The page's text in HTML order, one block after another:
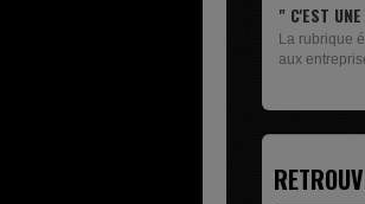
" C'EST UNE BONNE NOUVELLE C'EST DÉJÀ...
La rubrique économique qui donne la paroles
LIVRES
Un